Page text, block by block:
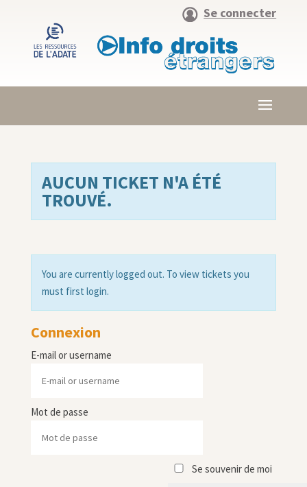
Se connecter
AUCUN TICKET N'A ÉTÉ
TROUVÉ.
You are currently logged out. To view tickets you
must first login.
Connexion
E-mail or username
Mot de passe
Se souvenir de moi